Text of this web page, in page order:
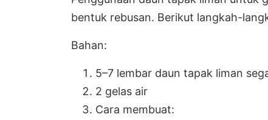
bentuk rebusan. Berikut langkah-
Bahan:
5–7 lembar daun tapak liman
2 gelas air
Cara membuat: